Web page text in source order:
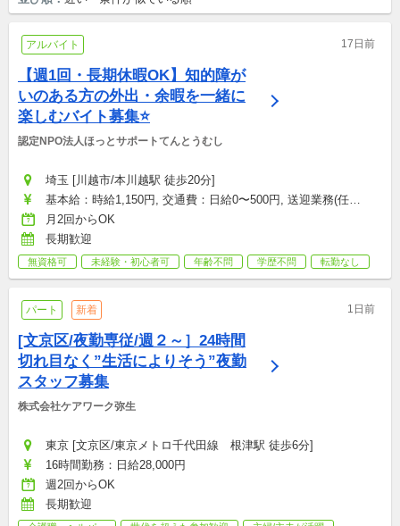
アルバイト 17日前
【週1回・長期休暇OK】知的障が
いのある方の外出・余暇を一緒に
楽しむバイト募集⭐
認定NPO法人ほっとサポートてんとうむし
埼玉 [川越市/本川越駅 徒歩20分]
基本給：時給1,150円, 交通費：日給0〜500円, 送迎業務(任
意）：時給50円
月2回からOK
長期歓迎
無資格可 未経験・初心者可 年齢不問 学歴不問 転勤なし
パート 新着 1日前
[文京区/夜勤専従/週２～］24時間
切れ目なく”生活によりそう”夜勤
スタッフ募集
株式会社ケアワーク弥生
東京 [文京区/東京メトロ千代田線　根津駅 徒歩6分]
16時間勤務：日給28,000円
週2回からOK
長期歓迎